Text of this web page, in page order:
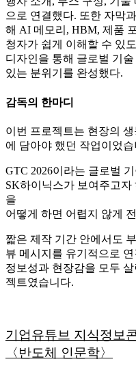
으로 연결했다. 또한 자막
해 AI 메모리, HBM, 제품
청자가 쉽게 이해할 수 있
디자인을 통해 글로벌 기
있는 분위기를 완성했다.
감독의 한마디
이번 프로젝트는 현장의
에 담아야 했던 작업이었습
GTC 2026이라는 글로벌
SK하이닉스가 보여주고
을
어떻게 하면 어렵지 않게
짧은 제작 기간 안에서도
뷰 메시지를 유기적으로 연
정보성과 현장감을 모두
젝트였습니다.
기업유튜브 지식정보
〈반도체 인문학〉